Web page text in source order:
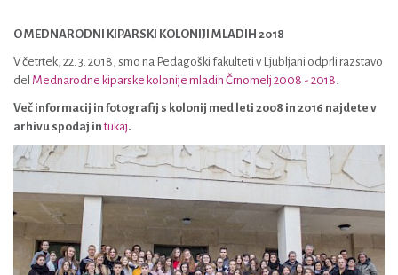
O MEDNARODNI KIPARSKI KOLONIJI MLADIH 2018
V četrtek, 22. 3. 2018, smo na Pedagoški fakulteti v Ljubljani odprli razstavo
del Mednarodne kiparske kolonije mladih Črnomelj 2008 - 2018.
Več informacij in fotografij s kolonij med leti 2008 in 2016 najdete v
arhivu spodaj in tukaj.